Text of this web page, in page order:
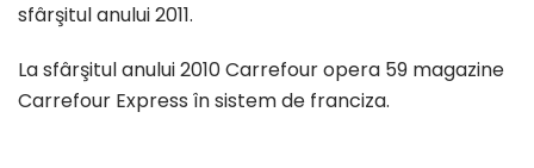
sfârşitul anului 2011.
La sfârşitul anului 2010 Carrefour opera 59 magazine
Carrefour Express în sistem de franciza.